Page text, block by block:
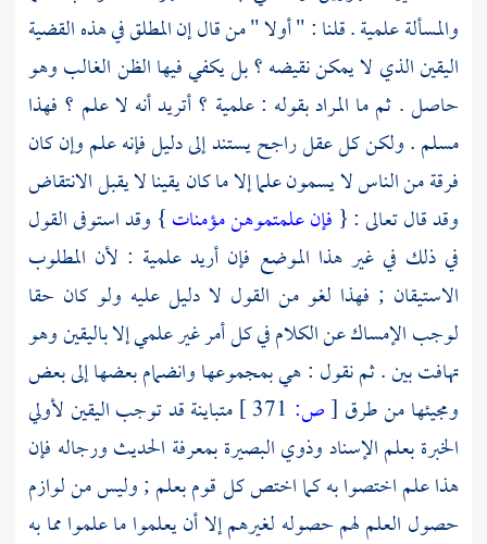
والمسألة علمية . قلنا : " أولا " من قال إن المطلق في هذه القضية
اليقين الذي لا يمكن نقيضه ؟ بل يكفي فيها الظن الغالب وهو
حاصل . ثم ما المراد بقوله : علمية ؟ أتريد أنه لا علم ؟ فهذا
مسلم . ولكن كل عقل راجح يستند إلى دليل فإنه علم وإن كان
فرقة من الناس لا يسمون علما إلا ما كان يقينا لا يقبل الانتقاض
وقد قال تعالى : { فإن علمتموهن مؤمنات} وقد استوفى القول
في ذلك في غير هذا الموضع فإن أريد علمية : لأن المطلوب
الاستيقان ; فهذا لغو من القول لا دليل عليه ولو كان حقا
لوجب الإمساك عن الكلام في كل أمر غير علمي إلا باليقين وهو
تهافت بين . ثم نقول : هي بمجموعها وانضمام بعضها إلى بعض
ومجيئها من طرق [ص:
متباينة قد توجب اليقين لأولي
الخبرة بعلم الإسناد وذوي البصيرة بمعرفة الحديث ورجاله فإن
هذا علم اختصوا به كما اختص كل قوم بعلم ; وليس من لوازم
حصول العلم لهم حصوله لغيرهم إلا أن يعلموا ما علموا مما به